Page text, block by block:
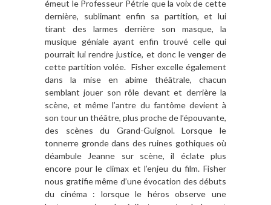
émeut le Professeur Pétrie que la voix de cette
dernière, sublimant enfin sa partition, et lui
tirant des larmes derrière son masque, la
musique géniale ayant enfin trouvé celle qui
pourrait lui rendre justice, et donc le venger de
cette partition volée. Fisher excelle également
dans la mise en abime théâtrale, chacun
semblant jouer son rôle devant et derrière la
scène, et même l’antre du fantôme devient à
son tour un théâtre, plus proche de l’épouvante,
des scènes du Grand-Guignol. Lorsque le
tonnerre gronde dans des ruines gothiques où
déambule Jeanne sur scène, il éclate plus
encore pour le climax et l’enjeu du film. Fisher
nous gratifie même d’une évocation des débuts
du cinéma : lorsque le héros observe une